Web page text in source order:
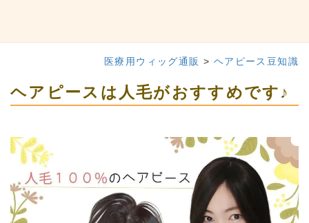
医療用ウィッグ通販 > ヘアピース豆知識
ヘアピースは人毛がおすすめです♪